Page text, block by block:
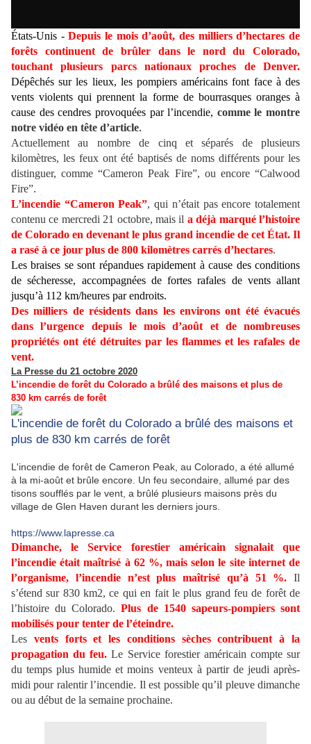
États-Unis -Depuis le mois d’août, des milliers d’hectares de
forêts continuent de brûler dans le nord du Colorado,
touchant plusieurs parcs nationaux proches de Denver.
Dépêchés sur les lieux, les pompiers américains font face à des
vents violents qui prennent la forme de bourrasques oranges à
cause des cendres provoquées par l’incendie, comme le montre
notre vidéo en tête d’article.
Actuellement au nombre de cinq et séparés de plusieurs
kilomètres, les feux ont été baptisés de noms différents pour les
distinguer, comme “Cameron Peak Fire”, ou encore “Calwood
Fire”.
L’incendie “Cameron Peak”, qui n’était pas encore totalement
contenu ce mercredi 21 octobre, mais il a déjà marqué l’histoire
de Colorado en devenant le plus grand incendie de cet État. Il
a rasé à ce jour plus de 800 kilomètres carrés d’hectares.
Les braises se sont répandues rapidement à cause des conditions
de sécheresse, accompagnées de fortes rafales de vents allant
jusqu’à 112 km/heures par endroits.
Des milliers de résidents dans les environs ont été évacués
dans l’urgence depuis le mois d’août et de nombreuses
propriétés ont été détruites par les flammes et les rafales de
vent.
La Presse du 21 octobre 2020
L’incendie de forêt du Colorado a brûlé des maisons et plus de
830 km carrés de forêt
L'incendie de forêt du Colorado a brûlé des maisons et
plus de 830 km carrés de forêt
L'incendie de forêt de Cameron Peak, au Colorado, a été allumé
à la mi-août et brûle encore. Un feu secondaire, allumé par des
tisons soufflés par le vent, a brûlé plusieurs maisons près du
village de Glen Haven durant les derniers jours.
https://www.lapresse.ca
Dimanche, le Service forestier américain signalait que
l’incendie était maîtrisé à 62 %, mais selon le site internet de
l’organisme, l’incendie n’est plus maîtrisé qu’à 51 %. Il
s’étend sur 830 km2, ce qui en fait le plus grand feu de forêt de
l’histoire du Colorado.Plus de 1540 sapeurs-pompiers sont
mobilisés pour tenter de l’éteindre.
Les vents forts et les conditions sèches contribuent à la
propagation du feu. Le Service forestier américain compte sur
du temps plus humide et moins venteux à partir de jeudi après-
midi pour ralentir l’incendie. Il est possible qu’il pleuve dimanche
ou au début de la semaine prochaine.